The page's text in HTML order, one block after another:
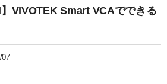
イス
】VIVOTEK Smart VCAでできる
07